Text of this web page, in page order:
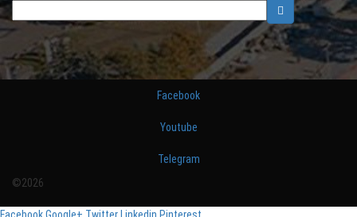
Facebook
Youtube
Telegram
©2026
FacebookGoogle+ TwitterLinkedin Pinterest